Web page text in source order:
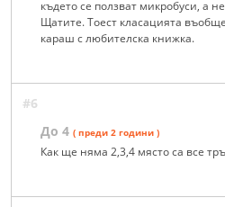
където се ползват микробуси, а
Щатите. Тоест класацията
караш с любителска книжка.
#6
До 4 ( преди 2 години )
Как ще няма 2,3,4 място са все